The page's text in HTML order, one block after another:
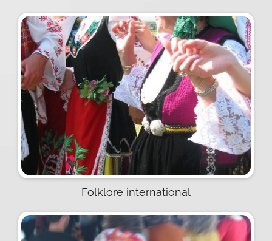
Folklore international